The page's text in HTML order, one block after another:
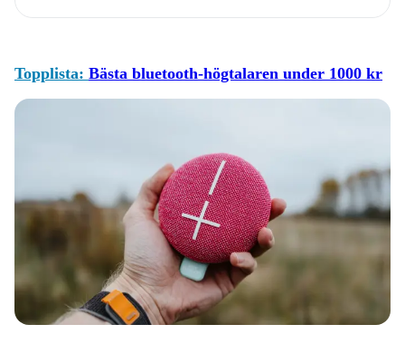
Topplista: Bästa bluetooth-högtalaren under 1000 kr